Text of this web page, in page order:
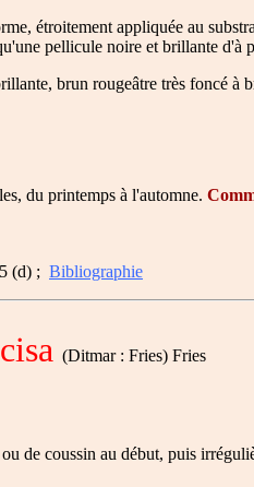
étroitement appliquée au
pellicule noire et brillante d'à
brun rougeâtre très foncé à
du printemps à l'automne.
(d) ; Bibliographie
(Ditmar : Fries) Fries
de coussin au début, puis